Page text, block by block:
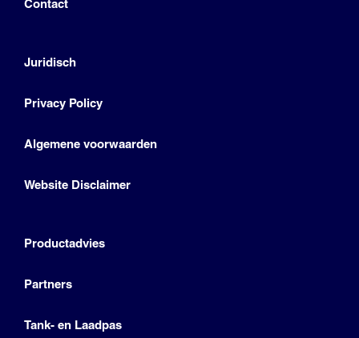
Contact
Juridisch
Privacy Policy
Algemene voorwaarden
Website Disclaimer
Productadvies
Partners
Tank- en Laadpas